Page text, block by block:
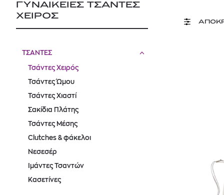
ΓΥΝΑΙΚΕΙΕΣ ΤΣΑΝΤΕΣ
ΧΕΙΡΟΣ
ΤΣΑΝΤΕΣ
Τσάντες Χειρός
Τσάντες Ώμου
Τσάντες Χιαστί
Σακίδια Πλάτης
Τσάντες Μέσης
Clutches & φάκελοι
Νεσεσέρ
Ιμάντες Τσαντών
Κασετίνες